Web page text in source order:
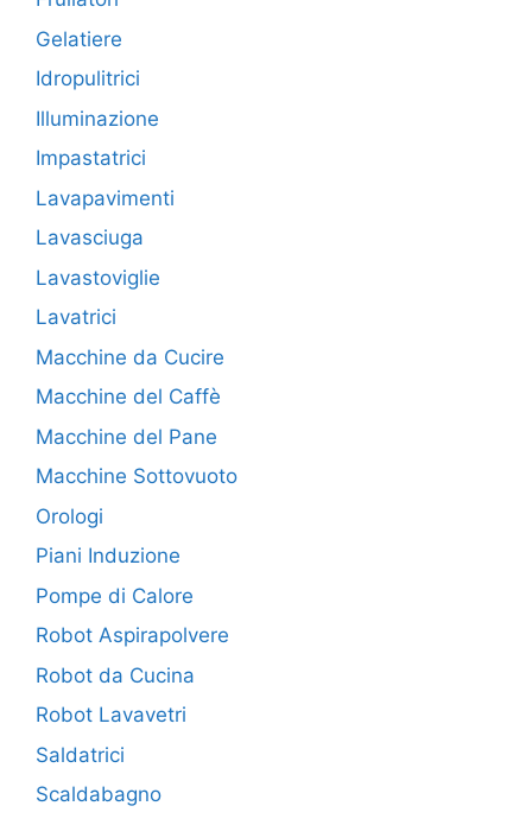
Gelatiere
Idropulitrici
Illuminazione
Impastatrici
Lavapavimenti
Lavasciuga
Lavastoviglie
Lavatrici
Macchine da Cucire
Macchine del Caffè
Macchine del Pane
Macchine Sottovuoto
Orologi
Piani Induzione
Pompe di Calore
Robot Aspirapolvere
Robot da Cucina
Robot Lavavetri
Saldatrici
Scaldabagno